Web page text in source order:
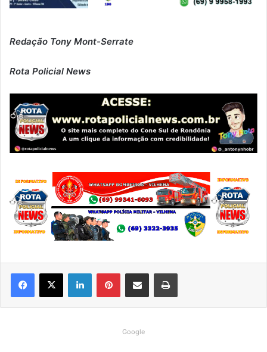
Redação Tony Mont-Serrate
Rota Policial News
Google